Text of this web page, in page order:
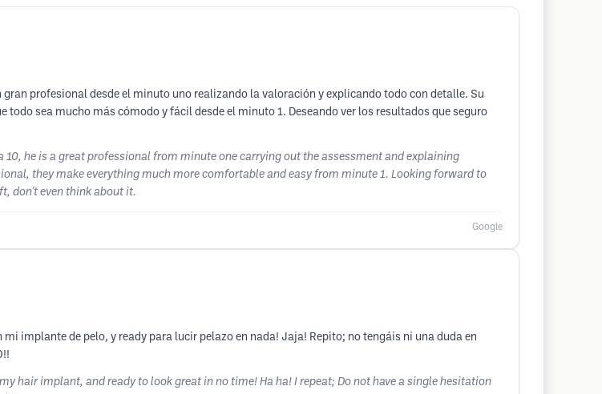
gran profesional desde el minuto uno realizando la valoración y explicando todo con detalle. Su
sea mucho más cómodo y fácil desde el minuto 1. Deseando ver los resultados que seguro
10, he is a great professional from minute one carrying out the assessment and explaining
they make everything much more comfortable and easy from minute 1. Looking forward to
don't even think about it.
Google
implante de pelo, y ready para lucir pelazo en nada! Jaja! Repito; no tengáis ni una duda en
hair implant, and ready to look great in no time! Ha ha! I repeat; Do not have a single hesitation